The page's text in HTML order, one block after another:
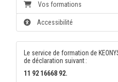
Vos formations
Accessibilité
Le service de formation de
de déclaration suivant :
11 92 16668 92.